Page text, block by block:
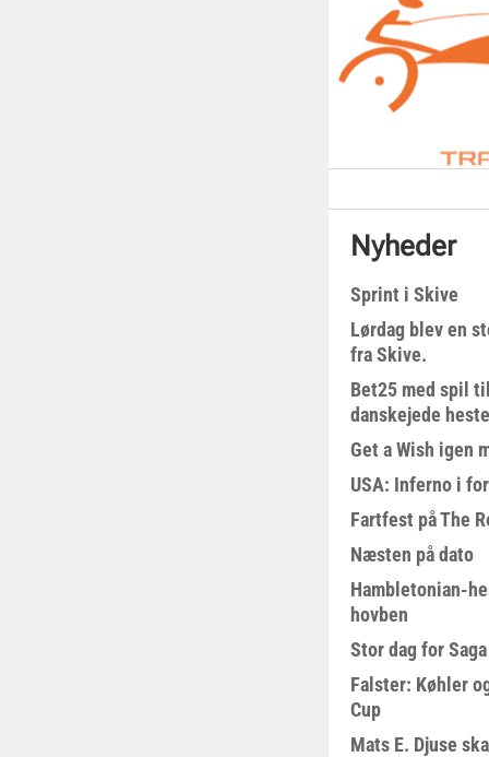
Nyheder
Sprint i Skive
Lørdag blev en
fra Skive.
Bet25 med spil
danskejede
Get a Wish igen
USA: Inferno i
Fartfest på The
Næsten på dato
Hambletonian-
hovben
Stor dag for
Falster: Køhler
Cup
Mats E. Djuse